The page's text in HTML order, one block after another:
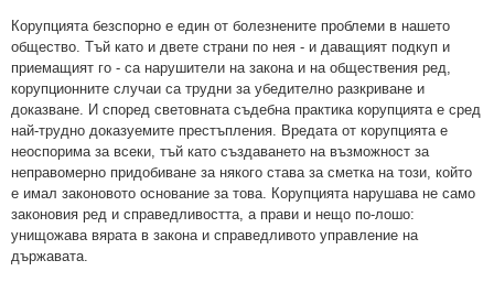
Корупцията безспорно е един от болезнените проблеми в нашето
общество. Тъй като и двете страни по нея - и даващият подкуп и
приемащият го - са нарушители на закона и на обществения ред,
корупционните случаи са трудни за убедително разкриване и
доказване. И според световната съдебна практика корупцията е сред
най-трудно доказуемите престъпления. Вредата от корупцията е
неоспорима за всеки, тъй като създаването на възможност за
неправомерно придобиване за някого става за сметка на този, който
е имал законовото основание за това. Корупцията нарушава не само
законовия ред и справедливостта, а прави и нещо по-лошо:
унищожава вярата в закона и справедливото управление на
държавата.